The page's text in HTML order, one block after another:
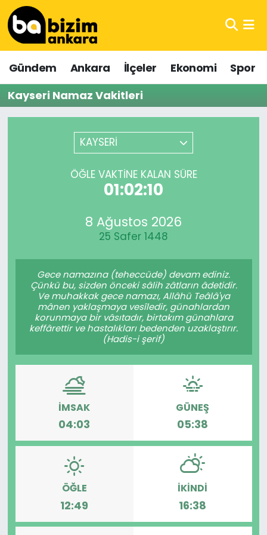
Gündem Ankara İlçeler Ekonomi
Spor
Kayseri Namaz Vakitleri
KAYSERİ
ÖĞLE VAKTINE KALAN SÜRE
01:02:10
8 Ağustos 2026
25 Safer 1448
Gece namazına (teheccüde) devam ediniz.
Çünkü bu, sizden önceki sâlih zâtların âdetidir.
Ve muhakkak gece namazı, Allâhü Teâlâ'ya
mânen yaklaşmaya vesîledir, günahlardan
korunmaya bir vâsıtadır, birtakım günahlara
keffârettir ve hastalıkları bedenden uzaklaştırır.
(Hadis-i şerif)
İMSAK
04:03
GÜNEŞ
05:38
ÖĞLE
12:49
İKINDI
16:38
Hava Durumu
Trafik Durumu
Süper Lig Puan Durumu ve Fikstür
Tüm Manşetler
Son Dakika Haberleri